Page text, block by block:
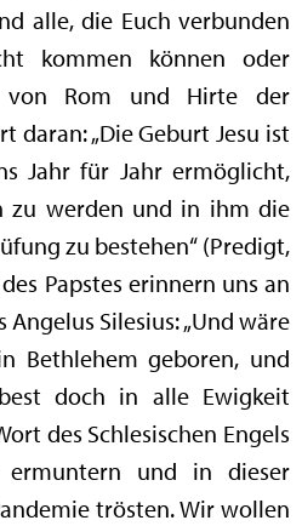
alle, die Euch verbunden
kommen können oder
von Rom und Hirte der
daran: „Die Geburt Jesu ist
Jahr für Jahr ermöglicht,
zu werden und in ihm die
zu bestehen“ (Predigt,
Papstes erinnern uns an
Silesius: „Und wäre
Bethlehem geboren, und
doch in alle Ewigkeit
des Schlesischen Engels
und in dieser
trösten. Wir wollen